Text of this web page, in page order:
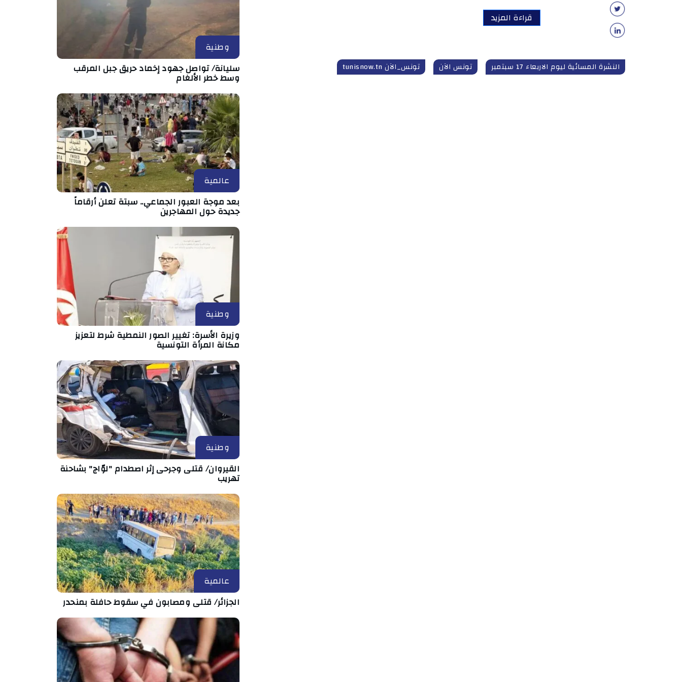
قراءة المزيد
النشرة المسائية ليوم الاربعاء 17 سبتمبر تونس الآن تونس_الآن tunisnow.tn
وطنية
سليانة/ تواصل جهود إخماد حريق جبل المرقب
وسط خطر الألغام
عالمية
بعد موجة العبور الجماعي.. سبتة تعلن أرقاماً
جديدة حول المهاجرين
وطنية
وزيرة الأسرة: تغيير الصور النمطية شرط لتعزيز
مكانة المرأة التونسية
وطنية
القيروان/ قتلى وجرحى إثر اصطدام "لوّاج" بشاحنة
تهريب
عالمية
الجزائر/ قتلى ومصابون في سقوط حافلة بمنحدر